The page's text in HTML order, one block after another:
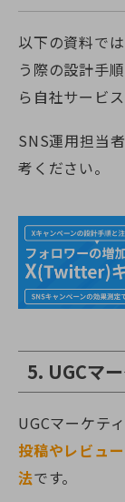
以下の資料で
う際の設計手
ら自社サービ
SNS運用担当
考ください。
5. UGCマ
UGCマーケティ
投稿やレビュ
法です。